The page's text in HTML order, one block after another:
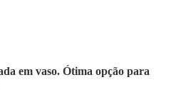
em vaso. Ótima opção para